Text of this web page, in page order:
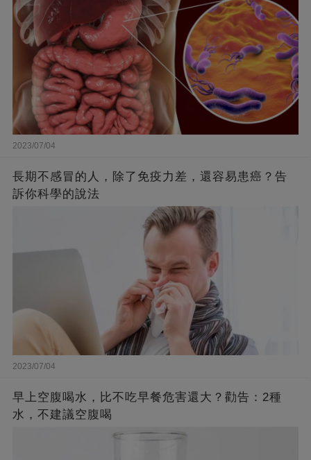
2023/07/04
長期不感冒的人，除了免疫力差，還容易患癌？告
訴你科學的說法
2023/07/04
早上空腹喝水，比不吃早餐危害還大？勸告：2種
水，不建議空腹喝